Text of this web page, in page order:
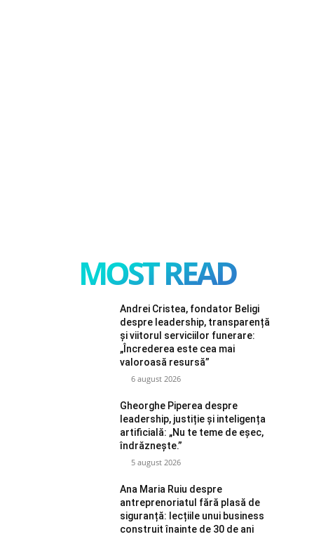
MOST READ
Andrei Cristea, fondator Beligi
despre leadership, transparență
și viitorul serviciilor funerare:
„Încrederea este cea mai
valoroasă resursă”
6 august 2026
Gheorghe Piperea despre
leadership, justiție și inteligența
artificială: „Nu te teme de eșec,
îndrăznește.”
5 august 2026
Ana Maria Ruiu despre
antreprenoriatul fără plasă de
siguranță: lecțiile unui business
construit înainte de 30 de ani